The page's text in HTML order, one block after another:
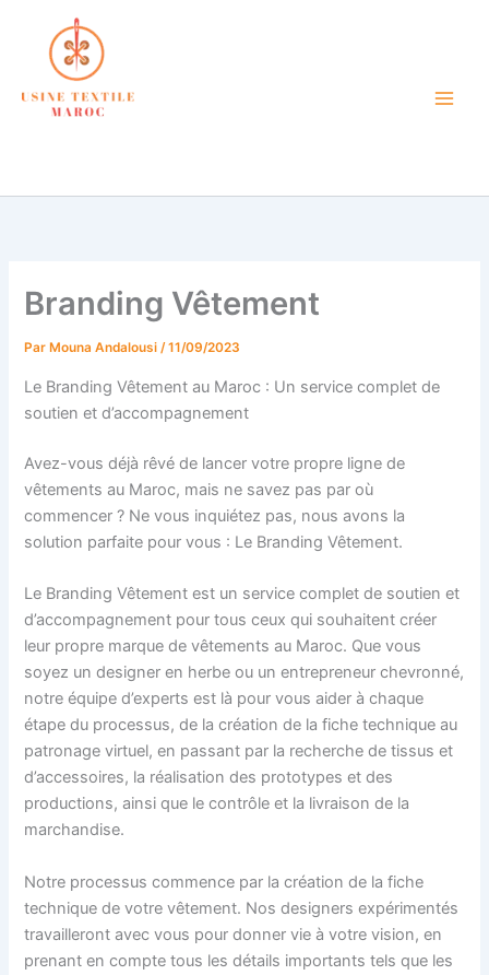
contenu
Branding Vêtement
Par Mouna Andalousi/11/09/2023
Le Branding Vêtement au Maroc : Un service complet de
soutien et d’accompagnement
Avez-vous déjà rêvé de lancer votre propre ligne de
vêtements au Maroc, mais ne savez pas par où
commencer ? Ne vous inquiétez pas, nous avons la
solution parfaite pour vous : Le Branding Vêtement.
Le Branding Vêtement est un service complet de soutien et
d’accompagnement pour tous ceux qui souhaitent créer
leur propre marque de vêtements au Maroc. Que vous
soyez un designer en herbe ou un entrepreneur chevronné,
notre équipe d’experts est là pour vous aider à chaque
étape du processus, de la création de la fiche technique au
patronage virtuel, en passant par la recherche de tissus et
d’accessoires, la réalisation des prototypes et des
productions, ainsi que le contrôle et la livraison de la
marchandise.
Notre processus commence par la création de la fiche
technique de votre vêtement. Nos designers expérimentés
travailleront avec vous pour donner vie à votre vision, en
prenant en compte tous les détails importants tels que les